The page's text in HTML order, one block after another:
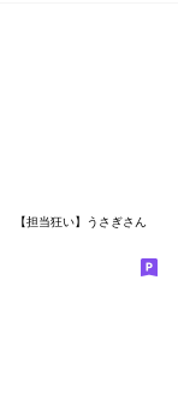
【担当狂い】うさぎさん